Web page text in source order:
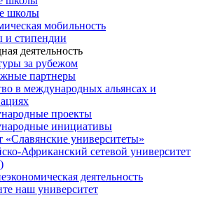
школы
мобильность
и стипендии
деятельность
за рубежом
партнеры
в международных альянсах и
проекты
инициативы
«Славянские университеты»
Африканский сетевой университет
деятельность
наш университет